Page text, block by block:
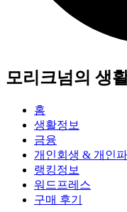
모리크넘의 생
홈
생활정보
금융
개인회생 & 개인
랭킹정보
워드프레스
구매 후기